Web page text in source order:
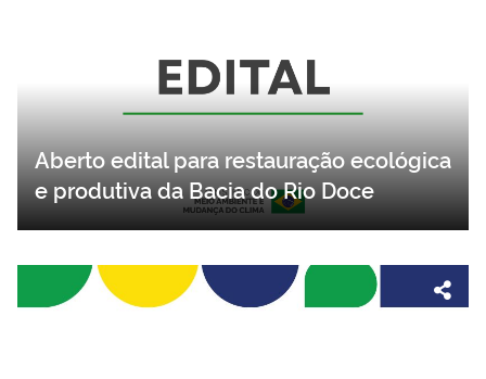
Aberto edital para restauração ecológica
e produtiva da Bacia do Rio Doce